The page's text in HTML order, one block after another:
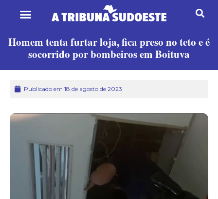
Homem tenta furtar loja, fica preso no teto e é
socorrido por bombeiros em Boituva
Publicado em 18 de agosto de 2023